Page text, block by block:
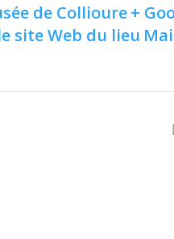
de Collioure+
site Web du lieu